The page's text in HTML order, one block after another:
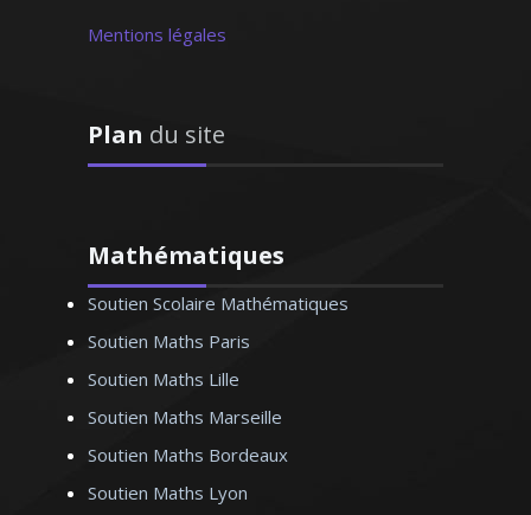
Madame Y. Coralie – Professeur de
entreprises commerciales, j’enseigne au
sein des universités. À l'écoute et doté du
sens pédagogique, je m'attache avant
tout à analyser les besoins de l'élèves
Mentions légales
Plan du site
Mathématiques
Soutien Scolaire Mathématiques
Soutien Maths Paris
Soutien Maths Lille
Soutien Maths Marseille
Soutien Maths Bordeaux
Soutien Maths Lyon